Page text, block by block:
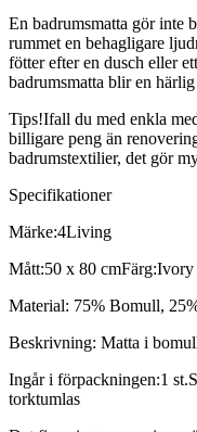
En badrumsmatta gör inte
rummet en behagligare
fötter efter en dusch eller
badrumsmatta blir en
Tips!Ifall du med enkla
billigare peng än
badrumstextilier, det gör
Specifikationer
Märke:4Living
Mått:50 x 80 cmFärg:Ivory
Material: 75% Bomull,
Beskrivning: Matta i
Ingår i förpackningen:1
torktumlas